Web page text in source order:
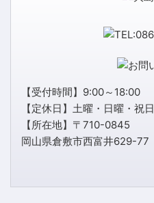
【受付時間】9:00～18:00
【定休日】土曜・日曜・祝日
【所在地】〒710-0845
岡山県倉敷市西富井629-77